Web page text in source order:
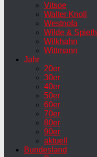
Vitsoe
Walter Knoll
Westnofa
Wilde & Spieth
Wilkhahn
Wittmann
Jahr
20er
30er
40er
50er
60er
70er
80er
90er
aktuell
Bundesland